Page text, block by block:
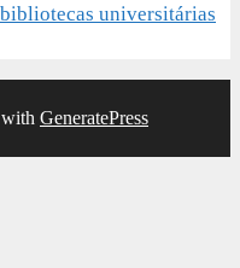
universitárias
GeneratePress